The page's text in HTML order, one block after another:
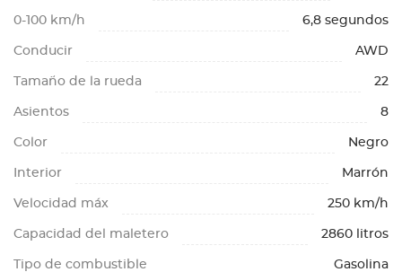
0-100 km/h 6,8 segundos
Conducir AWD
Tamaño de la rueda 22
Asientos 8
Color Negro
Interior Marrón
Velocidad máx 250 km/h
Capacidad del maletero 2860 litros
Tipo de combustible Gasolina